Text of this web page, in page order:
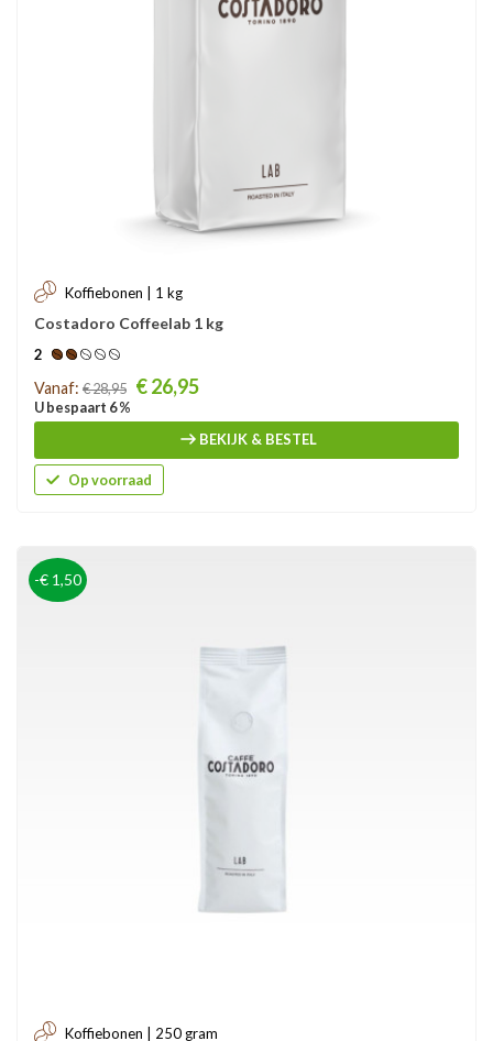
Koffiebonen | 1 kg
Costadoro Coffeelab 1 kg
2
Prijs
Vanaf: € 28,95 € 26,95
U bespaart 6 %
BEKIJK & BESTEL
Op voorraad
-€ 1,50
Koffiebonen | 250 gram